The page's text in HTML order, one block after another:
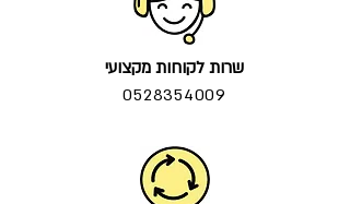
שרות לקוחות מקצועי
0528354009